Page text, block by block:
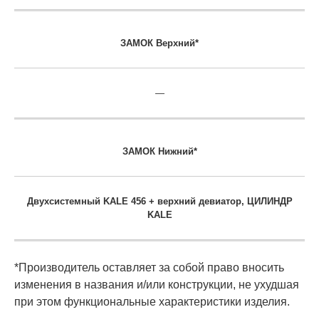
ЗАМОК Верхний*
—
ЗАМОК Нижний*
Двухсистемный KALE 456 + верхний девиатор, ЦИЛИНДР
KALE
*Производитель оставляет за собой право вносить
изменения в названия и/или конструкции, не ухудшая
при этом функциональные характеристики изделия.